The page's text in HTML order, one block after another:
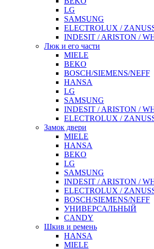
LG
SAMSUNG
ELECTROLUX /
INDESIT / ARISTON /
Люк и его части
MIELE
BEKO
BOSCH/SIEMENS/NEFF
HANSA
LG
SAMSUNG
INDESIT / ARISTON /
ELECTROLUX /
Замок двери
MIELE
HANSA
BEKO
LG
SAMSUNG
INDESIT / ARISTON /
ELECTROLUX /
BOSCH/SIEMENS/NEFF
УНИВЕРСАЛЬНЫЙ
CANDY
Шкив и ремень
HANSA
MIELE